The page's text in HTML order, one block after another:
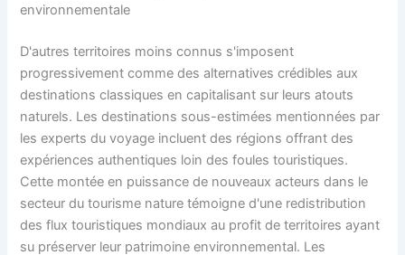
environnementale
D'autres territoires moins connus s'imposent
progressivement comme des alternatives crédibles aux
destinations classiques en capitalisant sur leurs atouts
naturels. Les destinations sous-estimées mentionnées par
les experts du voyage incluent des régions offrant des
expériences authentiques loin des foules touristiques.
Cette montée en puissance de nouveaux acteurs dans le
secteur du tourisme nature témoigne d'une redistribution
des flux touristiques mondiaux au profit de territoires ayant
su préserver leur patrimoine environnemental. Les